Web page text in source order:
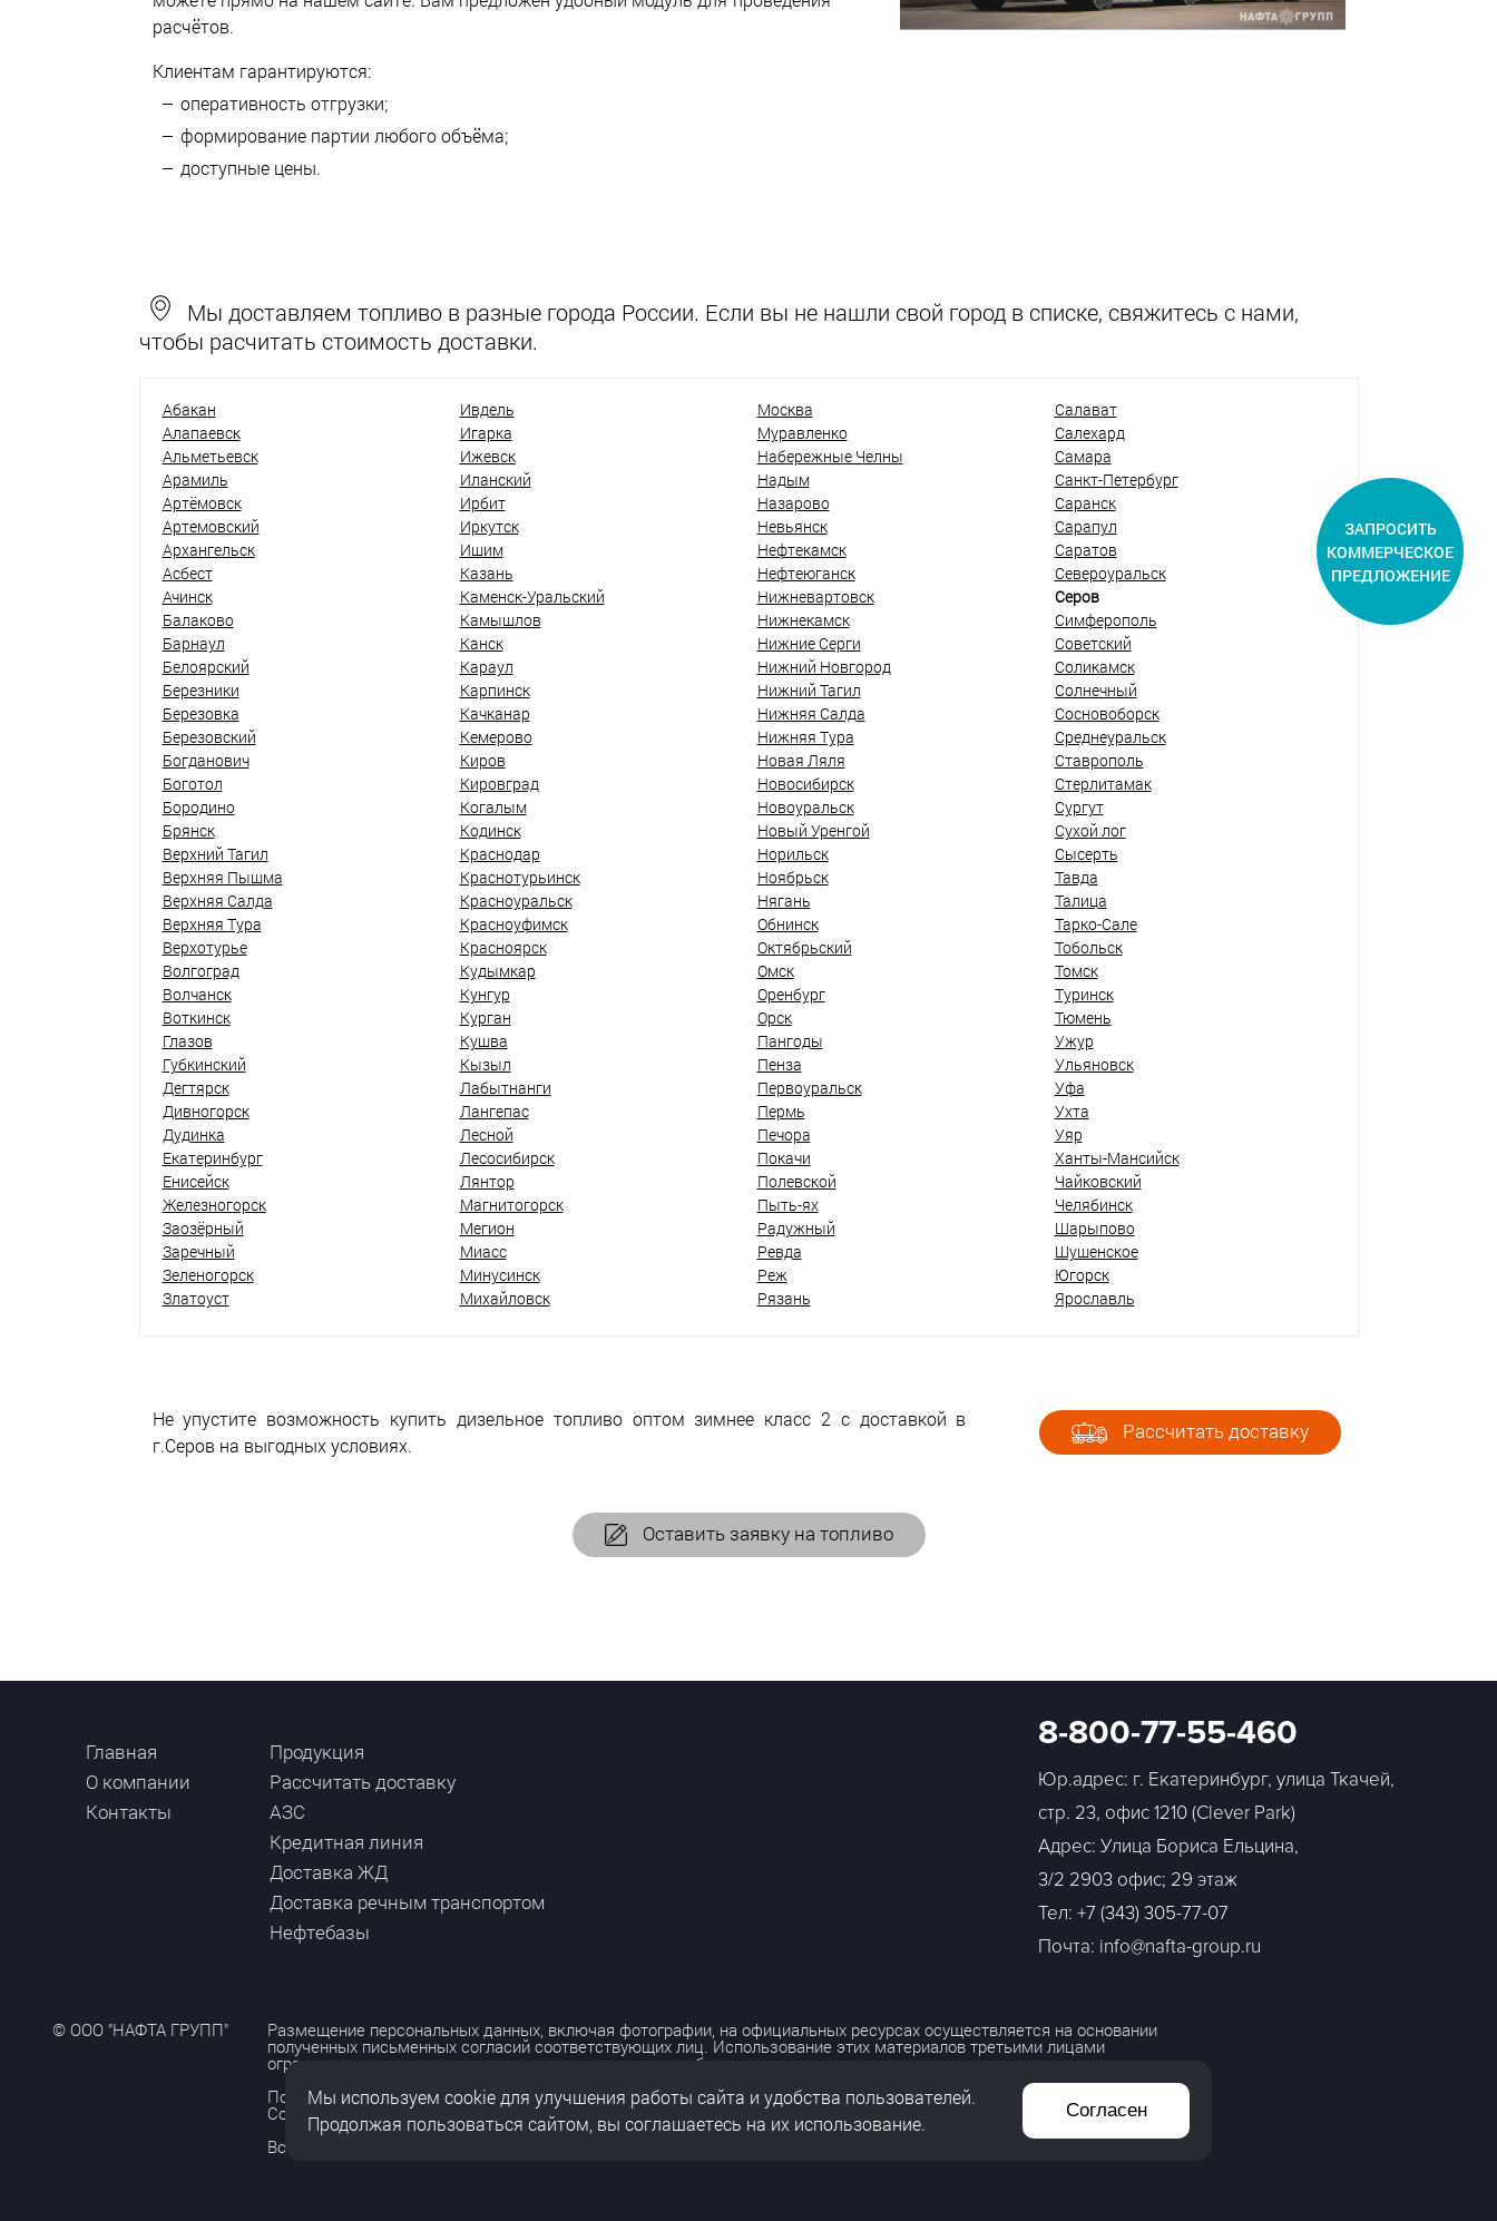
расчётов.
Клиентам гарантируются:
оперативность отгрузки;
формирование партии любого объёма;
доступные цены.
Мы доставляем топливо в разные города России. Если вы не нашли свой город в списке, свяжитесь с нами,
чтобы расчитать стоимость доставки.
Абакан
Алапаевск
Альметьевск
Арамиль
Артёмовск
Артемовский
Архангельск
Асбест
Ачинск
Балаково
Барнаул
Белоярский
Березники
Березовка
Березовский
Богданович
Боготол
Бородино
Брянск
Верхний Тагил
Верхняя Пышма
Верхняя Салда
Верхняя Тура
Верхотурье
Волгоград
Волчанск
Воткинск
Глазов
Губкинский
Дегтярск
Дивногорск
Дудинка
Екатеринбург
Енисейск
Железногорск
Заозёрный
Заречный
Зеленогорск
Златоуст
Ивдель
Игарка
Ижевск
Иланский
Ирбит
Иркутск
Ишим
Казань
Каменск-Уральский
Камышлов
Канск
Караул
Карпинск
Качканар
Кемерово
Киров
Кировград
Когалым
Кодинск
Краснодар
Краснотурьинск
Красноуральск
Красноуфимск
Красноярск
Кудымкар
Кунгур
Курган
Кушва
Кызыл
Лабытнанги
Лангепас
Лесной
Лесосибирск
Лянтор
Магнитогорск
Мегион
Миасс
Минусинск
Михайловск
Москва
Муравленко
Набережные Челны
Надым
Назарово
Невьянск
Нефтекамск
Нефтеюганск
Нижневартовск
Нижнекамск
Нижние Серги
Нижний Новгород
Нижний Тагил
Нижняя Салда
Нижняя Тура
Новая Ляля
Новосибирск
Новоуральск
Новый Уренгой
Норильск
Ноябрьск
Нягань
Обнинск
Октябрьский
Омск
Оренбург
Орск
Пангоды
Пенза
Первоуральск
Пермь
Печора
Покачи
Полевской
Пыть-ях
Радужный
Ревда
Реж
Рязань
Салават
Салехард
Самара
Санкт-Петербург
Саранск
Сарапул
Саратов
Североуральск
Серов
Симферополь
Советский
Соликамск
Солнечный
Сосновоборск
Среднеуральск
Ставрополь
Стерлитамак
Сургут
Сухой лог
Сысерть
Тавда
Талица
Тарко-Сале
Тобольск
Томск
Туринск
Тюмень
Ужур
Ульяновск
Уфа
Ухта
Уяр
Ханты-Мансийск
Чайковский
Челябинск
Шарыпово
Шушенское
Югорск
Ярославль
Не упустите возможность купить дизельное топливо оптом зимнее класс 2 с доставкой в
г.Серов на выгодных условиях.
Рассчитать доставку
Оставить заявку на топливо
Главная
О компании
Контакты
Продукция
Рассчитать доставку
АЗС
Кредитная линия
Доставка ЖД
Доставка речным транспортом
Нефтебазы
8-800-77-55-460
Юр.адрес: г. Екатеринбург, улица Ткачей,
стр. 23, офис 1210 (Clever Park)
Адрес: Улица Бориса Ельцина,
3/2 2903 офис; 29 этаж
Тел: +7 (343) 305-77-07
Почта: info@nafta-group.ru
© ООО "НАФТА ГРУПП" Размещение персональных данных, включая фотографии, на официальных ресурсах осуществляется на основании
полученных письменных согласий соответствующих лиц. Использование этих материалов третьими лицами
ограничено и допускается только с разрешения правообладателя.
Политика обработки персональных данных
Согласие на обработку персональных данных
Все права защищены
ЗАПРОСИТЬ
КОММЕРЧЕСКОЕ
ПРЕДЛОЖЕНИЕ
Мы используем cookie для улучшения работы сайта и удобства пользователей.
Продолжая пользоваться сайтом, вы соглашаетесь на их использование.
Согласен